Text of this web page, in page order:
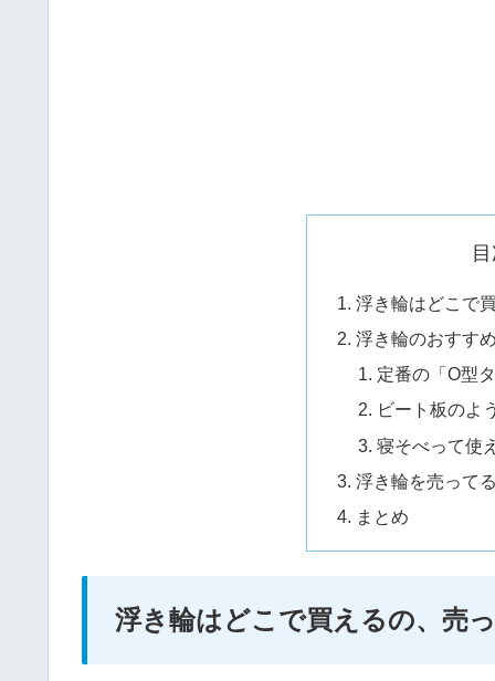
浮き輪はどこで
浮き輪のおすす
定番の「O型タ
ビート板のよ
寝そべって使
浮き輪を売って
まとめ
浮き輪はどこで買えるの、売